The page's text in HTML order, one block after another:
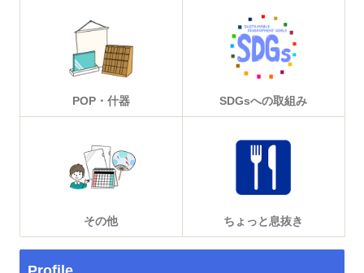
POP・什器 SDGsへの取組み
その他 ちょっと息抜き